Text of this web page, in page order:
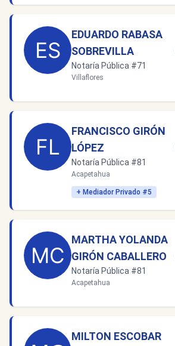
EDUARDO RABASA
SOBREVILLA
Notaría Pública #71
Villaflores
FRANCISCO GIRÓN
LÓPEZ
Notaría Pública #81
Acapetahua
+ Mediador Privado #5
MARTHA YOLANDA
GIRÓN CABALLERO
Notaría Pública #81
Acapetahua
MILTON ESCOBAR